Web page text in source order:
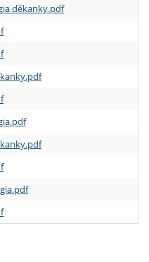
děkanky.pdf